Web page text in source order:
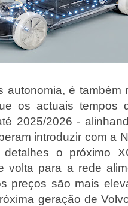
autonomia, é também
os actuais tempos
2025/2026 -
introduzir com a
o próximo
volta para a rede
preços são mais
geração de